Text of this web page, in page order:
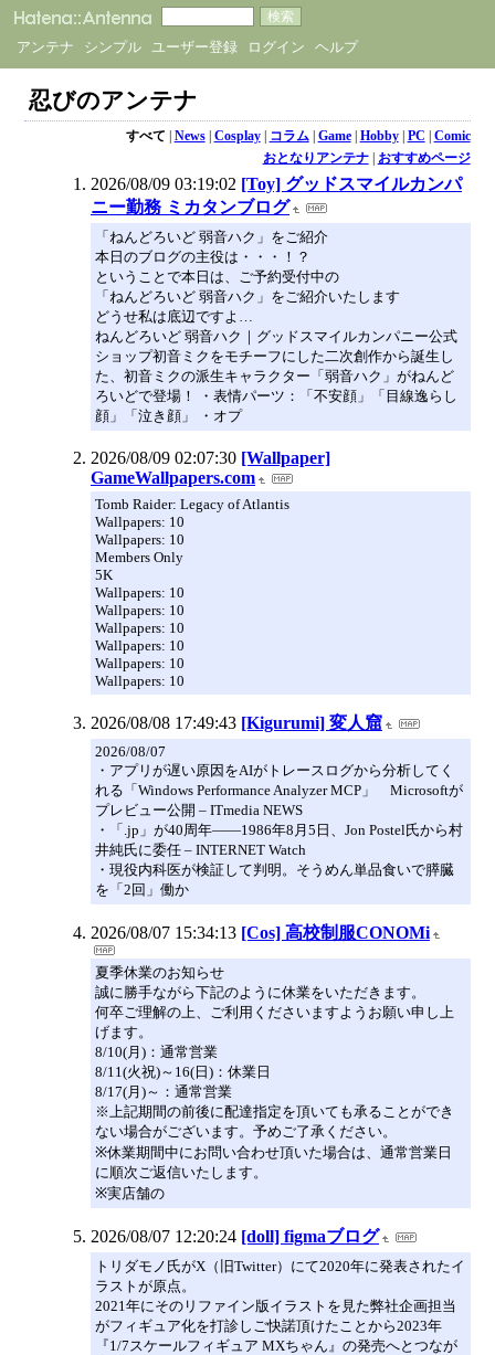
アンテナ シンプル ユーザー登録 ログイン ヘルプ
忍びのアンテナ
すべて | News| Cosplay| コラム| Game| Hobby| PC | Comic
おとなりアンテナ| おすすめページ
2026/08/09 03:19:02 [Toy] グッドスマイルカンパ
ニー勤務 ミカタンブログ
「ねんどろいど 弱音ハク」をご紹介
本日のブログの主役は・・・！？
ということで本日は、ご予約受付中の
「ねんどろいど 弱音ハク」をご紹介いたします
どうせ私は底辺ですよ…
ねんどろいど 弱音ハク｜グッドスマイルカンパニー公式
ショップ初音ミクをモチーフにした二次創作から誕生し
た、初音ミクの派生キャラクター「弱音ハク」がねんど
ろいどで登場！ ・表情パーツ：「不安顔」「目線逸らし
顔」「泣き顔」 ・オプ
2026/08/09 02:07:30 [Wallpaper]
GameWallpapers.com
Tomb Raider: Legacy of Atlantis
Wallpapers: 10
Wallpapers: 10
Members Only
5K
Wallpapers: 10
Wallpapers: 10
Wallpapers: 10
Wallpapers: 10
Wallpapers: 10
Wallpapers: 10
2026/08/08 17:49:43 [Kigurumi] 変人窟
2026/08/07
・アプリが遅い原因をAIがトレースログから分析してく
れる「Windows Performance Analyzer MCP」 Microsoftが
プレビュー公開 – ITmedia NEWS
・「.jp」が40周年――1986年8月5日、Jon Postel氏から村
井純氏に委任 – INTERNET Watch
・現役内科医が検証して判明。そうめん単品食いで膵臓
を「2回」働か
2026/08/07 15:34:13 [Cos] 高校制服CONOMi
夏季休業のお知らせ
誠に勝手ながら下記のように休業をいただきます。
何卒ご理解の上、ご利用くださいますようお願い申し上
げます。
8/10(月)：通常営業
8/11(火祝)～16(日)：休業日
8/17(月)～：通常営業
※上記期間の前後に配達指定を頂いても承ることができ
ない場合がございます。予めご了承ください。
※休業期間中にお問い合わせ頂いた場合は、通常営業日
に順次ご返信いたします。
※実店舗の
2026/08/07 12:20:24 [doll] figmaブログ
トリダモノ氏がX（旧Twitter）にて2020年に発表されたイ
ラストが原点。
2021年にそのリファイン版イラストを見た弊社企画担当
がフィギュア化を打診しご快諾頂けたことから2023年
『1/7スケールフィギュア MXちゃん』の発売へとつなが